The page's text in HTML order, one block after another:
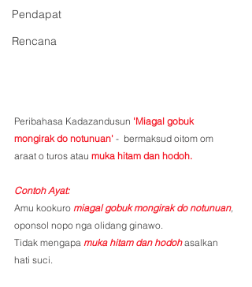
Pendapat
Rencana
Peribahasa Kadazandusun 'Miagal gobuk
mongirak do notunuan' -  bermaksud oitom om
araat o turos atau muka hitam dan hodoh.
Contoh Ayat:
Amu kookuro miagal gobuk mongirak do notunuan,
oponsol nopo nga olidang ginawo.
Tidak mengapa muka hitam dan hodoh asalkan
hati suci.